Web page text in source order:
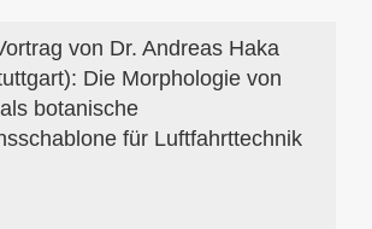
von Dr. Andreas Haka
Die Morphologie von
botanische
für Luftfahrttechnik